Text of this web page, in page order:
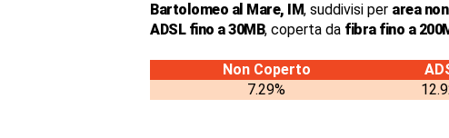
Bartolomeo al Mare, IM, suddivisi per area
ADSL fino a 30MB, coperta da fibra fino a
Non Coperto
7.29%